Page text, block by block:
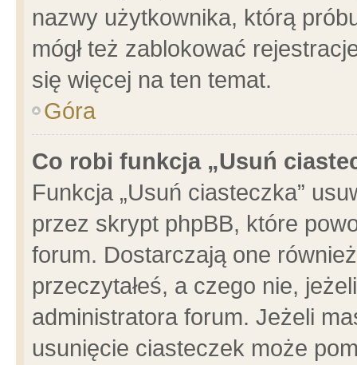
nazwy użytkownika, którą
mógł też zablokować
się więcej na ten temat.
Góra
Co robi funkcja „Usuń
Funkcja „Usuń ciasteczka”
przez skrypt phpBB, które
forum. Dostarczają one
przeczytałeś, a czego nie,
administratora forum. Jeżeli
usunięcie ciasteczek może